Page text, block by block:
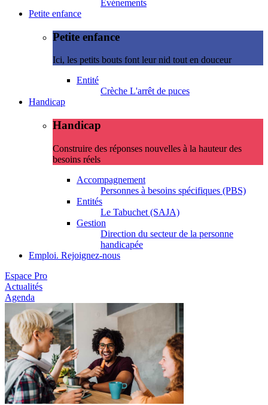
Evénements
Petite enfance
Petite enfance
Ici, les petits bouts font leur nid tout en douceur
Entité
Crèche L'arrêt de puces
Handicap
Handicap
Construire des réponses nouvelles à la hauteur des
besoins réels
Accompagnement
Personnes à besoins spécifiques (PBS)
Entités
Le Tabuchet (SAJA)
Gestion
Direction du secteur de la personne
handicapée
Emploi. Rejoignez-nous
Espace Pro
Actualités
Agenda